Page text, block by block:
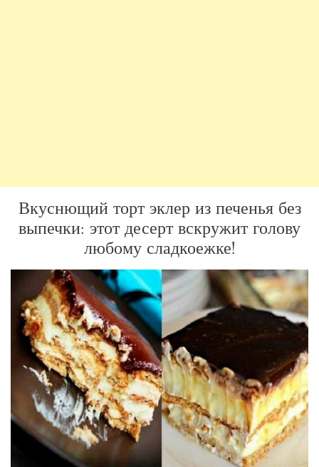
Вкуснющий торт эклер из печенья без
выпечки: этот десерт вскружит голову
любому сладкоежке!